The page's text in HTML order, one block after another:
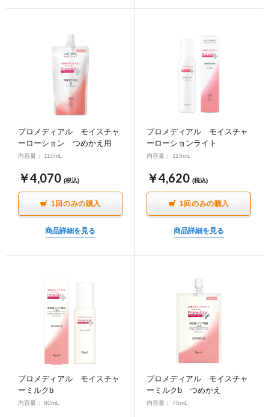
キャンペーンから探す
プロメディアル モイスチャ
ーローション つめかえ用
内容量： 110mL
￥4,070 (税込)
1回のみの購入
商品詳細を見る
プロメディアル モイスチャ
ーローションライト
内容量： 115mL
￥4,620 (税込)
1回のみの購入
商品詳細を見る
プロメディアル モイスチャ
ーミルクb
内容量： 80mL
プロメディアル モイスチャ
ーミルクb つめかえ
内容量： 75mL